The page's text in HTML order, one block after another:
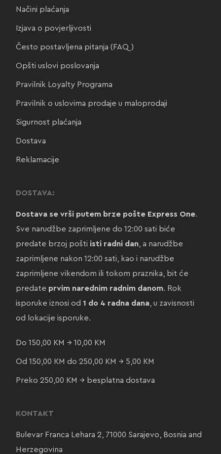
Načini plaćanja
Izjava o povjerljivosti
Često postavljena pitanja (FAQ)
Opšti uslovi poslovanja
Pravilnik Loyalty Programa
Pravilnik o uslovima prodaje u maloprodaji
Sigurnost plaćanja
Dostava
Reklamacije
DOSTAVA:
Dostava se vrši putem brze pošte Express One.
Sve narudžbe zaprimljene do 12:00 sati biće
predate brzoj pošti isti radni dan, a narudžbe
zaprimljene nakon 12:00 sati, kao i narudžbe
zaprimljene vikendom ili tokom praznika, bit će
predate prvim narednim radnim danom. Rok
isporuke iznosi od 1 do 4 radna dana, u zavisnosti
od lokacije isporuke.
Do 150,00 KM → 10,00 KM
Od 150,00 KM do 250,00 KM → 5,00 KM
Preko 250,00 KM → besplatna dostava
KONTAKT
Bulevar Franca Lehara 2, 71000 Sarajevo, Bosnia and
Herzegovina